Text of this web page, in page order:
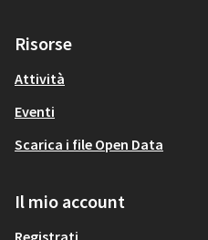
Risorse
Attività
Eventi
Scarica i file Open Data
Il mio account
Registrati